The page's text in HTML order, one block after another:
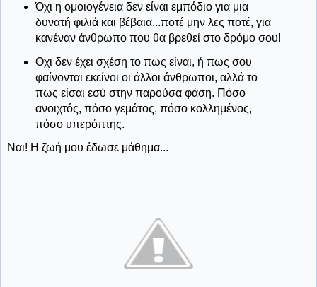
Όχι η ομοιογένεια δεν είναι εμπόδιο για μια
δυνατή φιλιά και βέβαια...ποτέ μην λες ποτέ, για
κανέναν άνθρωπο που θα βρεθεί στο δρόμο σου!
Οχι δεν έχει σχέση το πως είναι, ή πως σου
φαίνονται εκείνοι οι άλλοι άνθρωποι, αλλά το
πως είσαι εσύ στην παρούσα φάση. Πόσο
ανοιχτός, πόσο γεμάτος, πόσο κολλημένος,
πόσο υπερόπτης.
Ναι! Η ζωή μου έδωσε μάθημα...